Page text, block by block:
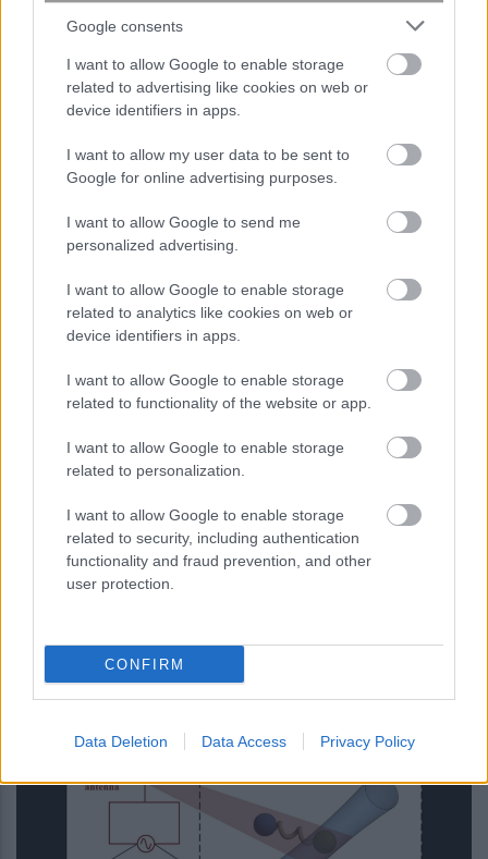
Google consents
I want to allow Google to enable storage
related to advertising like cookies on web or
device identifiers in apps.
I want to allow my user data to be sent to
Google for online advertising purposes.
I want to allow Google to send me
personalized advertising.
I want to allow Google to enable storage
related to analytics like cookies on web or
device identifiers in apps.
I want to allow Google to enable storage
related to functionality of the website or app.
I want to allow Google to enable storage
related to personalization.
I want to allow Google to enable storage
related to security, including authentication
functionality and fraud prevention, and other
user protection.
CONFIRM
Data Deletion Data Access Privacy Policy
Πονοκέφαλος: Νευρολόγος
προειδοποιεί για ένα συγκεκριμένο
αντικείμενο στο σπίτι που τον
προκαλεί
Ενίσχυση του ΕΚΑΒ και αναβάθμιση